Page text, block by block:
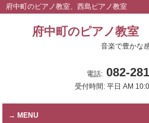
府中町のピアノ教室、西島ピアノ教室
府中町のピアノ教室
音楽で豊かな
電話:082-
受付時間: 平日 AM
MENU